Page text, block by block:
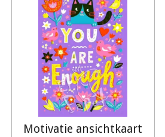
Motivatie ansichtkaart